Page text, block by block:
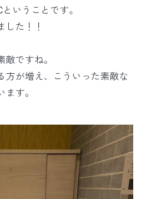
いうことです。
した！！
ですね。
方が増え、こういった素敵な
す。